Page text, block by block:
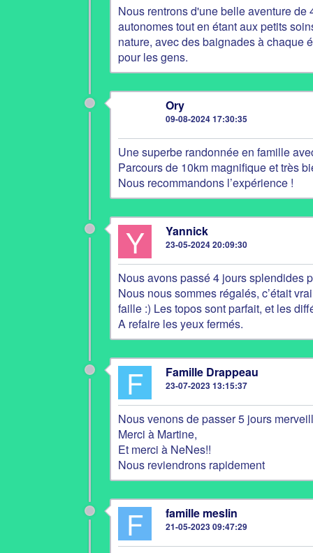
Nous rentrons d'une belle aventure
autonomes tout en étant aux petits
nature, avec des baignades à chaque
pour les gens.
Ory
09-08-2024 17:30:35
Une superbe randonnée en famille
Parcours de 10km magnifique et très
Nous recommandons l’expérience !
Y Yannick
23-05-2024 20:09:30
Nous avons passé 4 jours splendides
Nous nous sommes régalés, c’était
faille :) Les topos sont parfait, et les
A refaire les yeux fermés.
F Famille Drappeau
23-07-2023 13:15:37
Nous venons de passer 5 jours
Merci à Martine,
Et merci à NeNes!!
Nous reviendrons rapidement
F famille meslin
21-05-2023 09:47:29